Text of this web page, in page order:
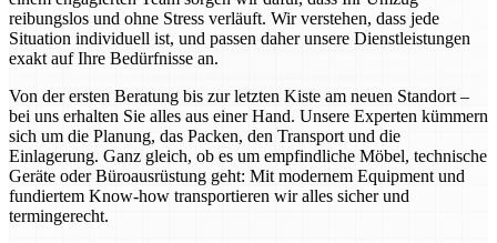
reibungslos und ohne Stress verläuft. Wir verstehen, dass jede
Situation individuell ist, und passen daher unsere Dienstleistungen
exakt auf Ihre Bedürfnisse an.
Von der ersten Beratung bis zur letzten Kiste am neuen Standort –
bei uns erhalten Sie alles aus einer Hand. Unsere Experten kümmern
sich um die Planung, das Packen, den Transport und die
Einlagerung. Ganz gleich, ob es um empfindliche Möbel, technische
Geräte oder Büroausrüstung geht: Mit modernem Equipment und
fundiertem Know-how transportieren wir alles sicher und
termingerecht.